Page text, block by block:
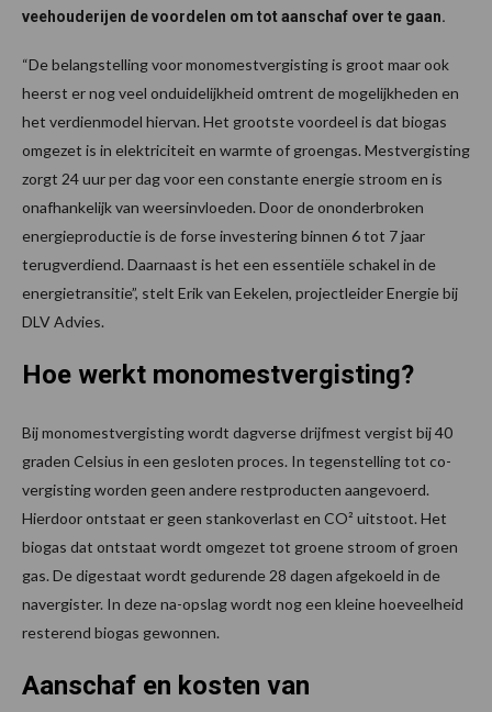
veehouderijen de voordelen om tot aanschaf over te gaan.
“De belangstelling voor monomestvergisting is groot maar ook
heerst er nog veel onduidelijkheid omtrent de mogelijkheden en
het verdienmodel hiervan. Het grootste voordeel is dat biogas
omgezet is in elektriciteit en warmte of groengas. Mestvergisting
zorgt 24 uur per dag voor een constante energie stroom en is
onafhankelijk van weersinvloeden. Door de ononderbroken
energieproductie is de forse investering binnen 6 tot 7 jaar
terugverdiend. Daarnaast is het een essentiële schakel in de
energietransitie”, stelt Erik van Eekelen, projectleider Energie bij
DLV Advies.
Hoe werkt monomestvergisting?
Bij monomestvergisting wordt dagverse drijfmest vergist bij 40
graden Celsius in een gesloten proces. In tegenstelling tot co-
vergisting worden geen andere restproducten aangevoerd.
Hierdoor ontstaat er geen stankoverlast en CO² uitstoot. Het
biogas dat ontstaat wordt omgezet tot groene stroom of groen
gas. De digestaat wordt gedurende 28 dagen afgekoeld in de
navergister. In deze na-opslag wordt nog een kleine hoeveelheid
resterend biogas gewonnen.
Aanschaf en kosten van